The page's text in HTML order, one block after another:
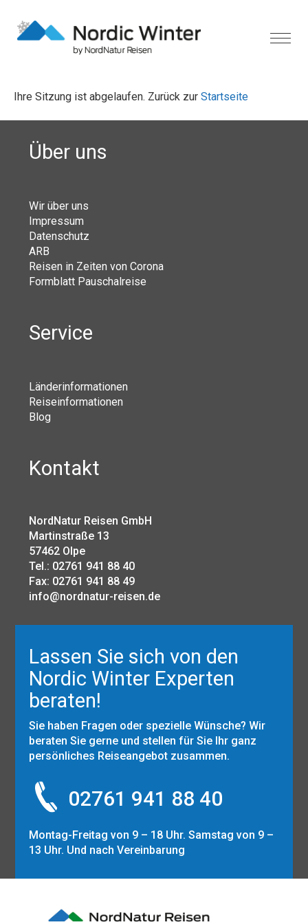
Ihre Sitzung ist abgelaufen. Zurück zur Startseite
Über uns
Wir über uns
Impressum
Datenschutz
ARB
Reisen in Zeiten von Corona
Formblatt Pauschalreise
Service
Länderinformationen
Reiseinformationen
Blog
Kontakt
NordNatur Reisen GmbH
Martinstraße 13
57462 Olpe
Tel.: 02761 941 88 40
Fax: 02761 941 88 49
info@nordnatur-reisen.de
Lassen Sie sich von den
Nordic Winter Experten
beraten!
Sie haben Fragen oder spezielle Wünsche? Wir
beraten Sie gerne und stellen für Sie Ihr ganz
persönliches Reiseangebot zusammen.
02761 941 88 40
Montag-Freitag von 9 – 18 Uhr. Samstag von 9 –
13 Uhr. Und nach Vereinbarung